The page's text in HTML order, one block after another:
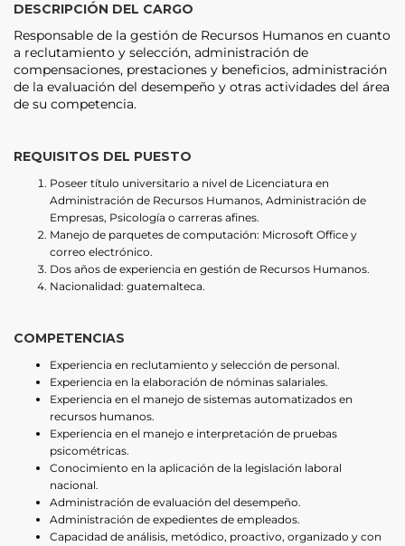
DESCRIPCIÓN DEL CARGO
Responsable de la gestión de Recursos Humanos en cuanto
a reclutamiento y selección, administración de
compensaciones, prestaciones y beneficios, administración
de la evaluación del desempeño y otras actividades del área
de su competencia.
REQUISITOS DEL PUESTO
Poseer título universitario a nivel de Licenciatura en
Administración de Recursos Humanos, Administración de
Empresas, Psicología o carreras afines.
Manejo de parquetes de computación: Microsoft Office y
correo electrónico.
Dos años de experiencia en gestión de Recursos Humanos.
Nacionalidad: guatemalteca.
COMPETENCIAS
Experiencia en reclutamiento y selección de personal.
Experiencia en la elaboración de nóminas salariales.
Experiencia en el manejo de sistemas automatizados en
recursos humanos.
Experiencia en el manejo e interpretación de pruebas
psicométricas.
Conocimiento en la aplicación de la legislación laboral
nacional.
Administración de evaluación del desempeño.
Administración de expedientes de empleados.
Capacidad de análisis, metódico, proactivo, organizado y con